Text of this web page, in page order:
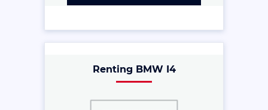
Renting BMW I4